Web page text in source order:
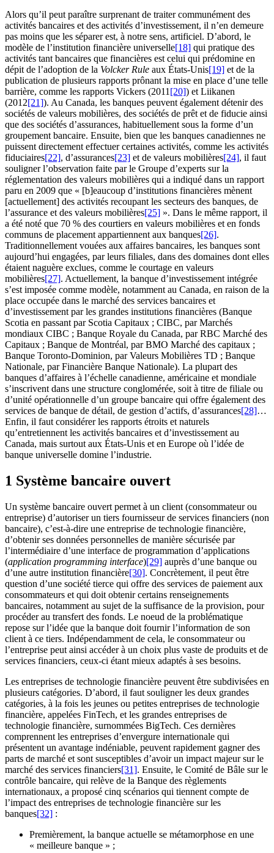
Alors qu’il peut paraître surprenant de traiter communément des
activités bancaires et des activités d’investissement, il n’en demeure
pas moins que les séparer est, à notre sens, artificiel. D’abord, le
modèle de l’institution financière universelle[18] qui pratique des
activités tant bancaires que financières est celui qui prédomine en
dépit de l’adoption de la Volcker Rule aux États-Unis[19] et de la
publication de plusieurs rapports prônant la mise en place d’une telle
barrière, comme les rapports Vickers (2011 [20]) et Liikanen
(2012[21]). Au Canada, les banques peuvent également détenir des
sociétés de valeurs mobilières, des sociétés de prêt et de fiducie ainsi
que des sociétés d’assurances, habituellement sous la forme d’un
groupement bancaire. Ensuite, bien que les banques canadiennes ne
puissent directement effectuer certaines activités, comme les activités
fiduciaires[22], d’assurances[23] et de valeurs mobilières[24], il faut
souligner l’observation faite par le Groupe d’experts sur la
réglementation des valeurs mobilières qui a indiqué dans un rapport
paru en 2009 que « [b]eaucoup d’institutions financières mènent
[actuellement] des activités recoupant les secteurs des banques, de
l’assurance et des valeurs mobilières[25] ». Dans le même rapport, il
a été noté que 70 % des courtiers en valeurs mobilières et en fonds
communs de placement appartiennent aux banques[26].
Traditionnellement vouées aux affaires bancaires, les banques sont
aujourd’hui engagées, par leurs filiales, dans des domaines dont elles
étaient naguère exclues, comme le courtage en valeurs
mobilières[27]. Actuellement, la banque d’investissement intégrée
s’est imposée comme modèle, notamment au Canada, en raison de la
place occupée dans le marché des services bancaires et
d’investissement par les grandes institutions financières (Banque
Scotia en passant par Scotia Capitaux ; CIBC, par Marchés
mondiaux CIBC ; Banque Royale du Canada, par RBC Marché des
Capitaux ; Banque de Montréal, par BMO Marché des capitaux ;
Banque Toronto-Dominion, par Valeurs Mobilières TD ; Banque
Nationale, par Financière Banque Nationale). La plupart des
banques d’affaires à l’échelle canadienne, américaine et mondiale
s’inscrivent dans une structure conglomérée, soit à titre de filiale ou
d’unité opérationnelle d’un groupe bancaire qui offre également des
services de banque de détail, de gestion d’actifs, d’assurances[28]…
Enfin, il faut considérer les rapports étroits et naturels
qu’entretiennent les activités bancaires et d’investissement au
Canada, mais surtout aux États-Unis et en Europe où l’idée de
banque universelle domine l’industrie.
1 Système bancaire ouvert
Un système bancaire ouvert permet à un client (consommateur ou
entreprise) d’autoriser un tiers fournisseur de services financiers (non
bancaire), c’est-à-dire une entreprise de technologie financière,
d’obtenir ses données personnelles de manière sécurisée par
l’intermédiaire d’une interface de programmation d’applications
(application programming interface)[29] auprès d’une banque ou
d’une autre institution financière[30]. Concrètement, il peut être
question d’une société tierce qui offre des services de paiement aux
consommateurs et qui doit obtenir certains renseignements
bancaires, notamment au sujet de la suffisance de la provision, pour
procéder au transfert des fonds. Le noeud de la problématique
repose sur l’idée que la banque doit fournir l’information de son
client à ce tiers. Indépendamment de cela, le consommateur ou
l’entreprise peut ainsi accéder à un choix plus vaste de produits et de
services financiers, ceux-ci étant mieux adaptés à ses besoins.
Les entreprises de technologie financière peuvent être subdivisées en
plusieurs catégories. D’abord, il faut souligner les deux grandes
catégories, à la fois les jeunes ou petites entreprises de technologie
financière, appelées FinTech, et les grandes entreprises de
technologie financière, surnommées BigTech. Ces dernières
comprennent les entreprises d’envergure internationale qui
présentent un avantage indéniable, peuvent rapidement gagner des
parts de marché et sont susceptibles d’avoir un impact majeur sur le
marché des services financiers[31]. Ensuite, le Comité de Bâle sur le
contrôle bancaire, qui relève de la Banque des règlements
internationaux, a proposé cinq scénarios qui tiennent compte de
l’impact des entreprises de technologie financière sur les
banques[32] :
Premièrement, la banque actuelle se métamorphose en une
« meilleure banque » ;